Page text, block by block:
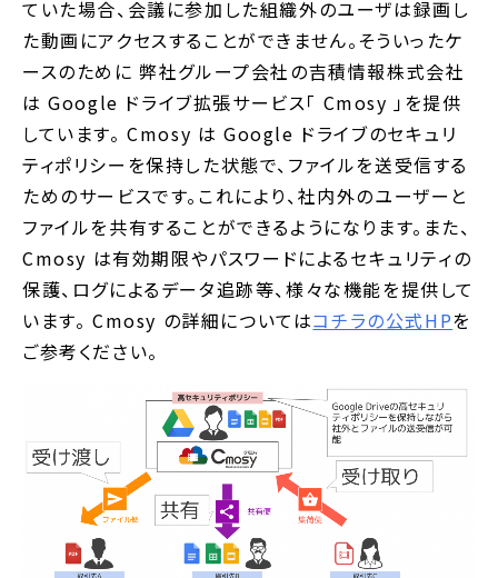
ていた場合、会議に参加した組織外のユーザは録画し
た動画にアクセスすることができません。そういったケ
ースのために 弊社グループ会社の吉積情報株式会社
は Google ドライブ拡張サービス「 Cmosy 」を提供
しています。 Cmosy は Google ドライブのセキュリ
ティポリシーを保持した状態で、ファイルを送受信する
ためのサービスです。これにより、社内外のユーザーと
ファイルを共有することができるようになります。また、
Cmosy は有効期限やパスワードによるセキュリティの
保護、ログによるデータ追跡等、様々な機能を提供して
います。 Cmosy の詳細についてはコチラの公式HPを
ご参考ください。